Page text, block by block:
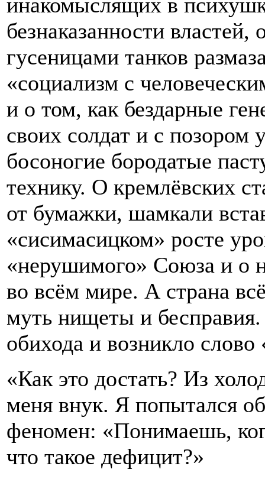
инакомыслящих в
безнаказанности
гусеницами танков
«социализм с
и о том, как бездарные
своих солдат и с позором
босоногие бородатые
технику. О кремлёвских
от бумажки, шамкали
«сисимасицком» росте
«нерушимого» Союза и о
во всём мире. А страна
муть нищеты и
обихода и возникло слово
«Как это достать? Из
меня внук. Я попытался
феномен: «Понимаешь,
что такое дефицит?»